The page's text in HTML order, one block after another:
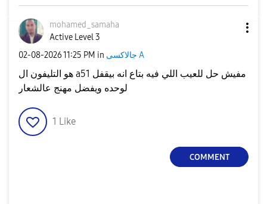
mohamed_samaha
Active Level 3
‎02-08-202611:25 PM in جالاكسى A
هو التليفون ال a51 مفيش حل للعيب اللي فيه بتاع انه بيقفل
1 Like
COMMENT